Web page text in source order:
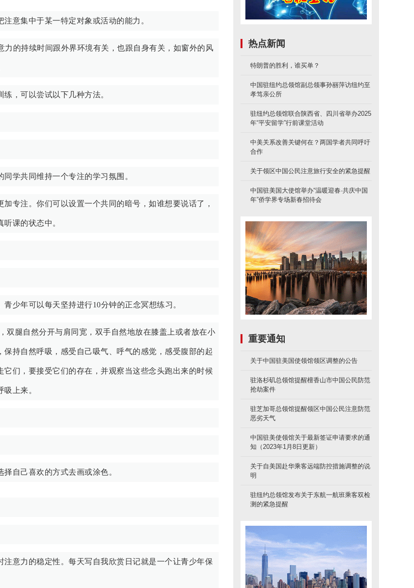
意集中于某一特定对象或活动的能力。
力的持续时间跟外界环境有关，也跟自身有关，如窗外的风
，可以尝试以下几种方法。
学共同维持一个专注的学习氛围。
专注。你们可以设置一个共同的暗号，如谁想要说话了，
课的状态中。
少年可以每天坚持进行10分钟的正念冥想练习。
双腿自然分开与肩同宽，双手自然地放在膝盖上或者放在小
持自然呼吸，感受自己吸气、呼气的感觉，感受腹部的起
们，要接受它们的存在，并观察当这些念头跑出来的时候
上来。
自己喜欢的方式去画或涂色。
意力的稳定性。每天写自我欣赏日记就是一个让青少年保
热点新闻
特朗普的胜利，谁买单？
中国驻纽约总领馆副总领事孙丽萍访纽约至
孝笃亲公所
驻纽约总领馆联合陕西省、四川省举办2025
年“平安留学”行前课堂活动
中美关系改善关键何在？两国学者共同呼吁
合作
关于领区中国公民注意旅行安全的紧急提醒
中国驻美国大使馆举办“温暖迎春·共庆中国
年”侨学界专场新春招待会
重要通知
关于中国驻美国使领馆领区调整的公告
驻洛杉矶总领馆提醒檀香山市中国公民防范
抢劫案件
驻芝加哥总领馆提醒领区中国公民注意防范
恶劣天气
中国驻美使领馆关于最新签证申请要求的通
知（2023年1月8日更新）
关于自美国赴华乘客远端防控措施调整的说
明
驻纽约总领馆发布关于东航一航班乘客双检
测的紧急提醒